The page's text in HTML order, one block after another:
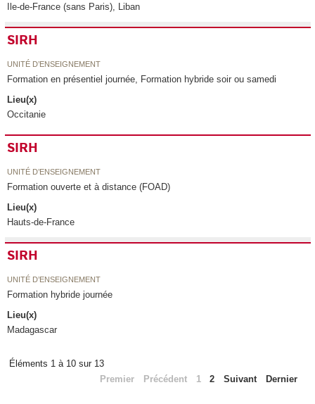
Ile-de-France (sans Paris), Liban
SIRH
UNITÉ D’ENSEIGNEMENT
Formation en présentiel journée, Formation hybride soir ou samedi
Lieu(x)
Occitanie
SIRH
UNITÉ D’ENSEIGNEMENT
Formation ouverte et à distance (FOAD)
Lieu(x)
Hauts-de-France
SIRH
UNITÉ D’ENSEIGNEMENT
Formation hybride journée
Lieu(x)
Madagascar
Éléments 1 à 10 sur 13
Premier
Précédent 1 2 Suivant Dernier